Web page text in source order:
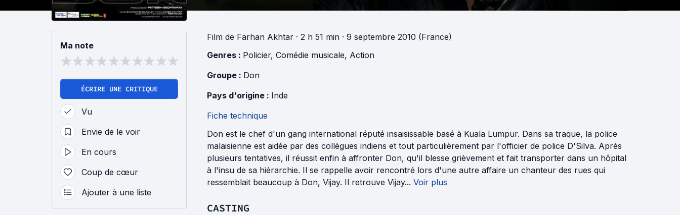
Ma note
ÉCRIRE UNE CRITIQUE
Vu
Envie de le voir
En cours
Coup de cœur
Ajouter à une liste
Film de Farhan Akhtar · 2 h 51 min · 9 septembre 2010 (France)
Genres : Policier, Comédie musicale, Action
Groupe : Don
Pays d'origine : Inde
Fiche technique
Don est le chef d'un gang international réputé insaisissable basé à Kuala Lumpur. Dans sa traque, la police
malaisienne est aidée par des collègues indiens et tout particulièrement par l'officier de police D'Silva. Après
plusieurs tentatives, il réussit enfin à affronter Don, qu'il blesse grièvement et fait transporter dans un hôpital
à l'insu de sa hiérarchie. Il se rappelle avoir rencontré lors d'une autre affaire un chanteur des rues qui
ressemblait beaucoup à Don, Vijay. Il retrouve Vijay... Voir plus
CASTING